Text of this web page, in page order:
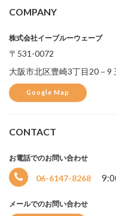
COMPANY
株式会社イーブルーウェーブ
〒531-0072
大阪市北区豊崎3丁目20－9
Google Map
CONTACT
お電話でのお問い合わせ
06-6147-8268
メールでのお問い合わせ